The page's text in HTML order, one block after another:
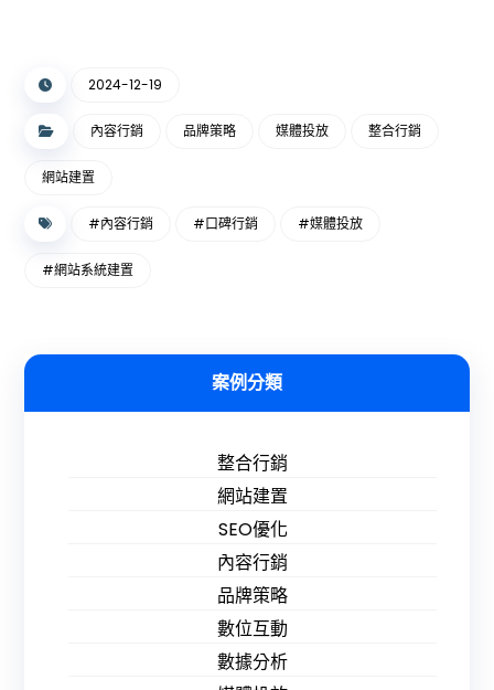
2024-12-19
內容行銷 品牌策略 媒體投放 整合行銷
網站建置
#內容行銷 #口碑行銷 #媒體投放
#網站系統建置
案例分類
整合行銷
網站建置
SEO優化
內容行銷
品牌策略
數位互動
數據分析